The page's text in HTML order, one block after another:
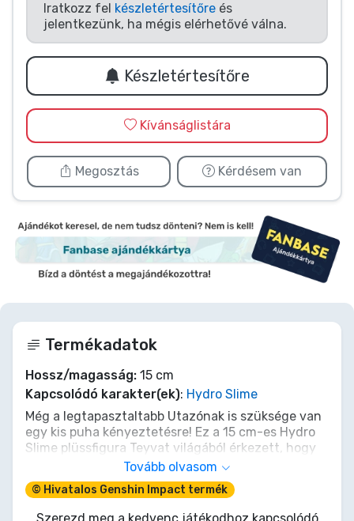
Iratkozz fel készletértesítőre és
jelentkezünk, ha mégis elérhetővé válna.
Készletértesítőre
Kívánságlistára
Megosztás Kérdésem van
Termékadatok
Hossz/magasság: 15 cm
Kapcsolódó karakter(ek): Hydro Slime
Még a legtapasztaltabb Utazónak is szüksége van
egy kis puha kényeztetésre! Ez a 15 cm-es Hydro
Slime plüssfigura Teyvat világából érkezett, hogy
egy cseppnyi elementális bájt csempésszen az
öledbe. Csodásan puha és tökéletesen gömbölyű,
készen áll, hogy veled tartson kalandjaidon,
csendes, ölelnivaló támogatást nyújtva. Legyen
Tovább olvasom
© Hivatalos Genshin Impact termék